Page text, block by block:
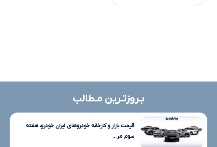
بـروزتـرین مـطالب
قیمت بازار و کارخانه خودروهای ایران خودرو، هفته
سوم مر...